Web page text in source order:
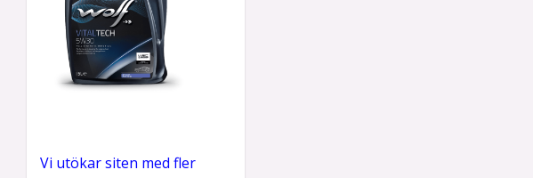
Vi utökar siten med fler